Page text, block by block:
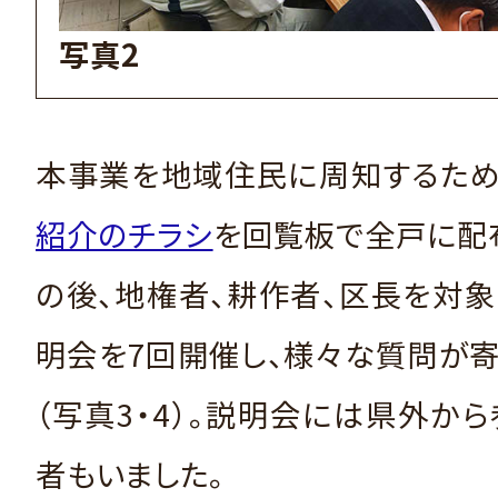
写真2
本事業を地域住民に周知するた
紹介のチラシを回覧板で全戸に配
の後、地権者、耕作者、区長を対
明会を7回開催し、様々な質問が
（写真3・4）。説明会には県外か
者もいました。